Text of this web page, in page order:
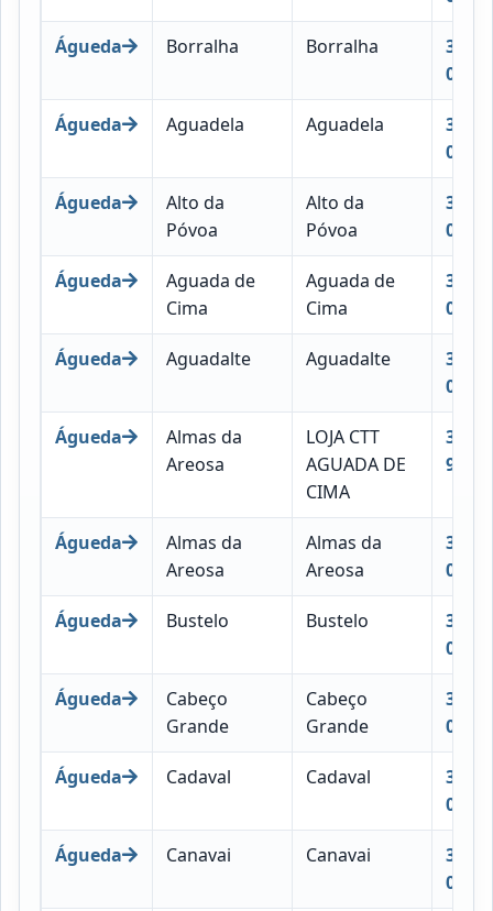
Águeda Borralha Borralha
3750-
031
Águeda Aguadela Aguadela
3750-
031
Águeda
Alto da
Póvoa
Alto da
Póvoa
3750-
031
Águeda
Aguada de
Cima
Aguada de
Cima
3750-
041
Águeda Aguadalte Aguadalte
3750-
042
Águeda
Almas da
Areosa
LOJA CTT
AGUADA DE
CIMA
3750-
998
Águeda
Almas da
Areosa
Almas da
Areosa
3750-
043
Águeda Bustelo Bustelo
3750-
044
Águeda
Cabeço
Grande
Cabeço
Grande
3750-
045
Águeda Cadaval Cadaval
3750-
046
Águeda Canavai Canavai
3750-
047